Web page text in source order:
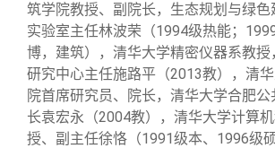
制度法规
联系我们
筑学院教授、副院长，生态规划与绿色
实验室主任林波荣（1994级热能；
博，建筑），清华大学精密仪器系教授
研究中心主任施路平（2013教），清
院首席研究员、院长，清华大学合肥
长袁宏永（2004教），清华大学计算
授、副主任徐恪（1991级本、1996级